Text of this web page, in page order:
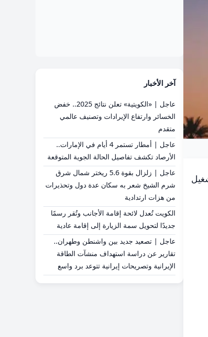
آخر الأخبار
عاجل | «الكويتية» تعلن نتائج 2025.. خفض
الخسائر وارتفاع الإيرادات وتصنيف عالمي
متقدم
عاجل | أمطار تستمر 4 أيام في الإمارات..
الأرصاد تكشف تفاصيل الحالة الجوية المتوقعة
عاجل | زلزال بقوة 5.6 ريختر شمال شرق
شرم الشيخ شعر به سكان عدة دول وتحذيرات
من هزات ارتدادية
الكويت تُعدل لائحة إقامة الأجانب وتُقر رسمًا
جديدًا لتحويل سمة الزيارة إلى إقامة عادية
عاجل | تصعيد جديد بين واشنطن وطهران..
تقارير عن دراسة استهداف منشآت الطاقة
الإيرانية وتصريحات إيرانية تتوعد برد واسع